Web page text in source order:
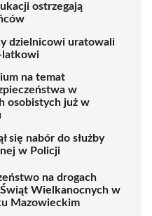
ostrzegają
dzielnicowi uratowali
latkowi
na temat
w
osobistych już w
się nabór do służby
w Policji
na drogach
Świąt Wielkanocnych w
Mazowieckim